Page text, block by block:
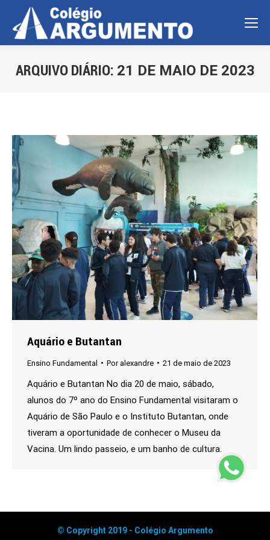
ARQUIVO DIÁRIO: 21 DE MAIO DE 2023
Aquário e Butantan
Ensino Fundamental Poralexandre 21 de maio de 2023
Aquário e Butantan No dia 20 de maio, sábado,
alunos do 7º ano do Ensino Fundamental visitaram o
Aquário de São Paulo e o Instituto Butantan, onde
tiveram a oportunidade de conhecer o Museu da
Vacina. Um lindo passeio, e um banho de cultura.
© Copyright 2019 - Colégio Argumento